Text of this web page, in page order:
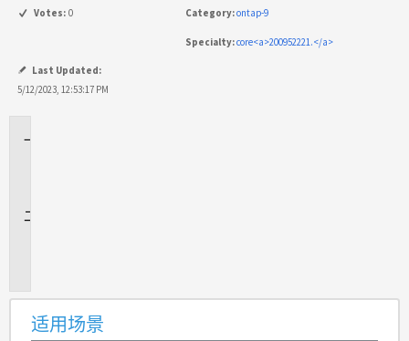
Votes: 0 Category:ontap-9
Specialty:core<a>200952221.</a>
Last Updated:
5/12/2023, 12:53:17 PM
适用场景